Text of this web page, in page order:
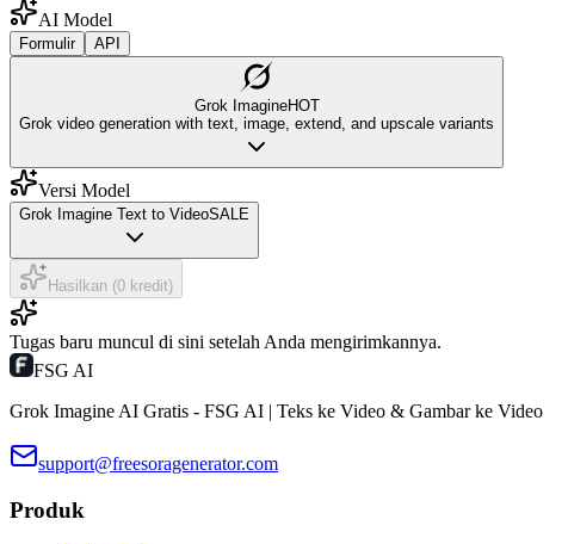
AI Model
Formulir API
Grok ImagineHOT
Grok video generation with text, image, extend, and upscale variants
Versi Model
Grok Imagine Text to VideoSALE
Hasilkan (0 kredit)
Tugas baru muncul di sini setelah Anda mengirimkannya.
FSG AI
Grok Imagine AI Gratis - FSG AI | Teks ke Video & Gambar ke Video
support@freesoragenerator.com
Produk